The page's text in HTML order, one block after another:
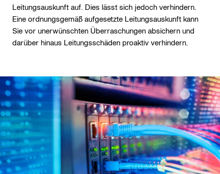
Leitungsauskunft auf. Dies lässt sich jedoch verhindern.
Eine ordnungsgemäß aufgesetzte Leitungsauskunft kann
Sie vor unerwünschten Überraschungen absichern und
darüber hinaus Leitungsschäden proaktiv verhindern.